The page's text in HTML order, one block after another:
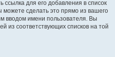
ссылка для его добавления в список
можете сделать это прямо из вашего
вводом имени пользователя. Вы
из соответствующих списков на той